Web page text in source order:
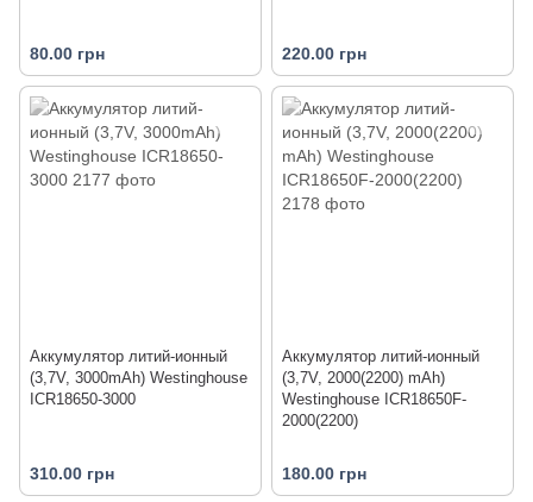
80.00 грн 220.00 грн
Аккумулятор литий-ионный
(3,7V, 3000mAh) Westinghouse
ICR18650-3000
310.00 грн
Аккумулятор литий-ионный
(3,7V, 2000(2200) mAh)
Westinghouse ICR18650F-
2000(2200)
180.00 грн